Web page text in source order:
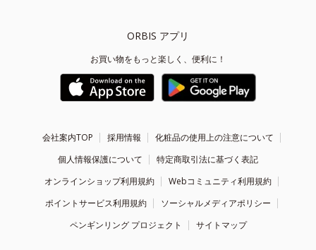
ORBIS アプリ
お買い物をもっと楽しく、便利に！
会社案内TOP 採用情報
化粧品の使用上の注意について
個人情報保護について
特定商取引法に基づく表記
オンラインショップ利用規約
Webコミュニティ利用規約
ポイントサービス利用規約
ソーシャルメディアポリシー
ペンギンリング プロジェクト
サイトマップ